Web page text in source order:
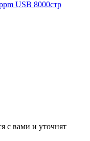
с вами и уточнят